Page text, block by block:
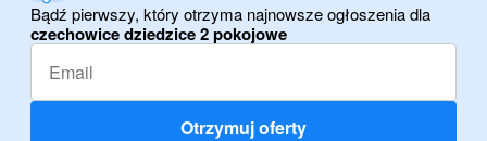
Bądź pierwszy, który otrzyma najnowsze ogłoszenia dla
czechowice dziedzice 2 pokojowe
Otrzymuj oferty